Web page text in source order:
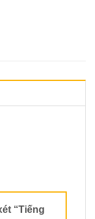
“Tiếng